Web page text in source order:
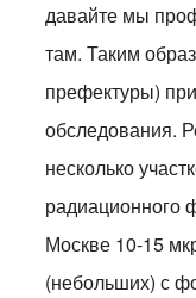
давайте мы
там. Таким
префектуры)
обследования.
несколько
радиационного
Москве 10-15
(небольших) с